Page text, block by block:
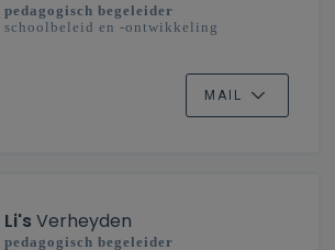
pedagogisch begeleider
schoolbeleid en -ontwikkeling
MAIL
Li'sVerheyden
pedagogisch begeleider